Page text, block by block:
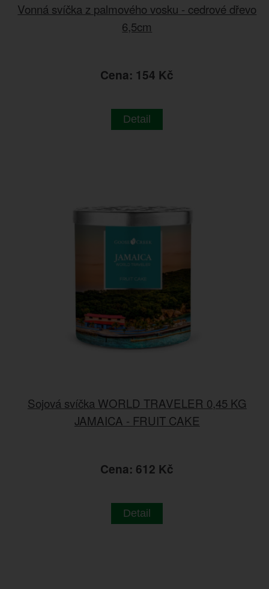
Vonná svíčka z palmového vosku - cedrové dřevo
6,5cm
Cena: 154 Kč
Detail
Sojová svíčka WORLD TRAVELER 0,45 KG
JAMAICA - FRUIT CAKE
Cena: 612 Kč
Detail